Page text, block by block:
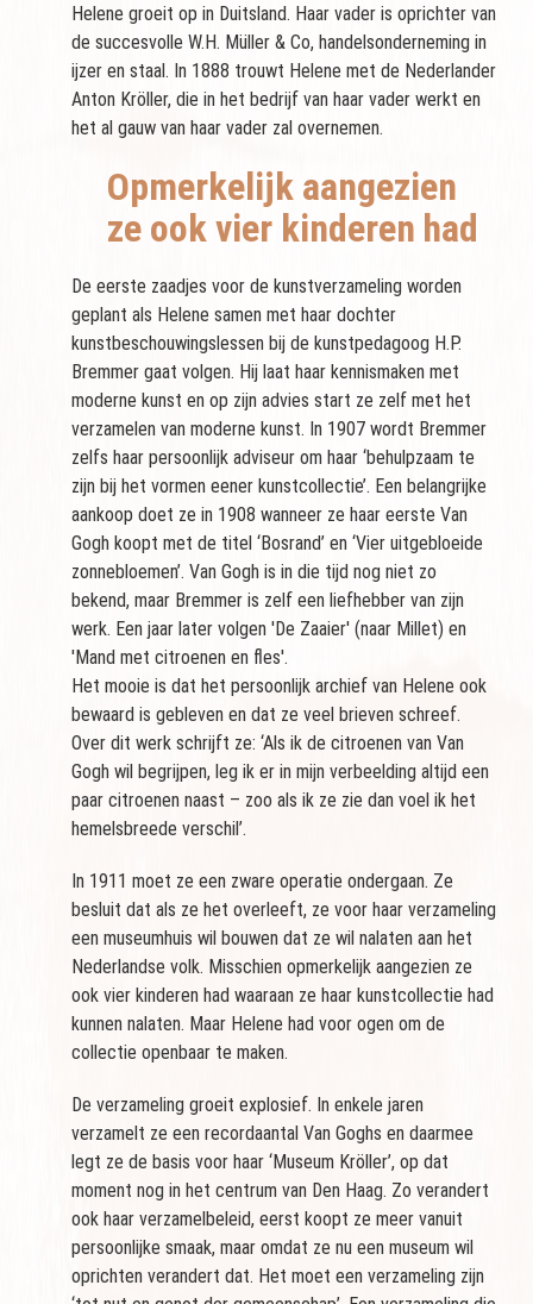
Helene groeit op in Duitsland. Haar vader is oprichter van
de succesvolle W.H. Müller & Co, handelsonderneming in
ijzer en staal. In 1888 trouwt Helene met de Nederlander
Anton Kröller, die in het bedrijf van haar vader werkt en
het al gauw van haar vader zal overnemen.
Opmerkelijk aangezien
ze ook vier kinderen had
De eerste zaadjes voor de kunstverzameling worden
geplant als Helene samen met haar dochter
kunstbeschouwingslessen bij de kunstpedagoog H.P.
Bremmer gaat volgen. Hij laat haar kennismaken met
moderne kunst en op zijn advies start ze zelf met het
verzamelen van moderne kunst. In 1907 wordt Bremmer
zelfs haar persoonlijk adviseur om haar ‘behulpzaam te
zijn bij het vormen eener kunstcollectie’. Een belangrijke
aankoop doet ze in 1908 wanneer ze haar eerste Van
Gogh koopt met de titel ‘Bosrand’ en ‘Vier uitgebloeide
zonnebloemen’. Van Gogh is in die tijd nog niet zo
bekend, maar Bremmer is zelf een liefhebber van zijn
werk. Een jaar later volgen 'De Zaaier' (naar Millet) en
'Mand met citroenen en fles'.
Het mooie is dat het persoonlijk archief van Helene ook
bewaard is gebleven en dat ze veel brieven schreef.
Over dit werk schrijft ze: ‘Als ik de citroenen van Van
Gogh wil begrijpen, leg ik er in mijn verbeelding altijd een
paar citroenen naast – zoo als ik ze zie dan voel ik het
hemelsbreede verschil’.
In 1911 moet ze een zware operatie ondergaan. Ze
besluit dat als ze het overleeft, ze voor haar verzameling
een museumhuis wil bouwen dat ze wil nalaten aan het
Nederlandse volk. Misschien opmerkelijk aangezien ze
ook vier kinderen had waaraan ze haar kunstcollectie had
kunnen nalaten. Maar Helene had voor ogen om de
collectie openbaar te maken.
De verzameling groeit explosief. In enkele jaren
verzamelt ze een recordaantal Van Goghs en daarmee
legt ze de basis voor haar ‘Museum Kröller’, op dat
moment nog in het centrum van Den Haag. Zo verandert
ook haar verzamelbeleid, eerst koopt ze meer vanuit
persoonlijke smaak, maar omdat ze nu een museum wil
oprichten verandert dat. Het moet een verzameling zijn